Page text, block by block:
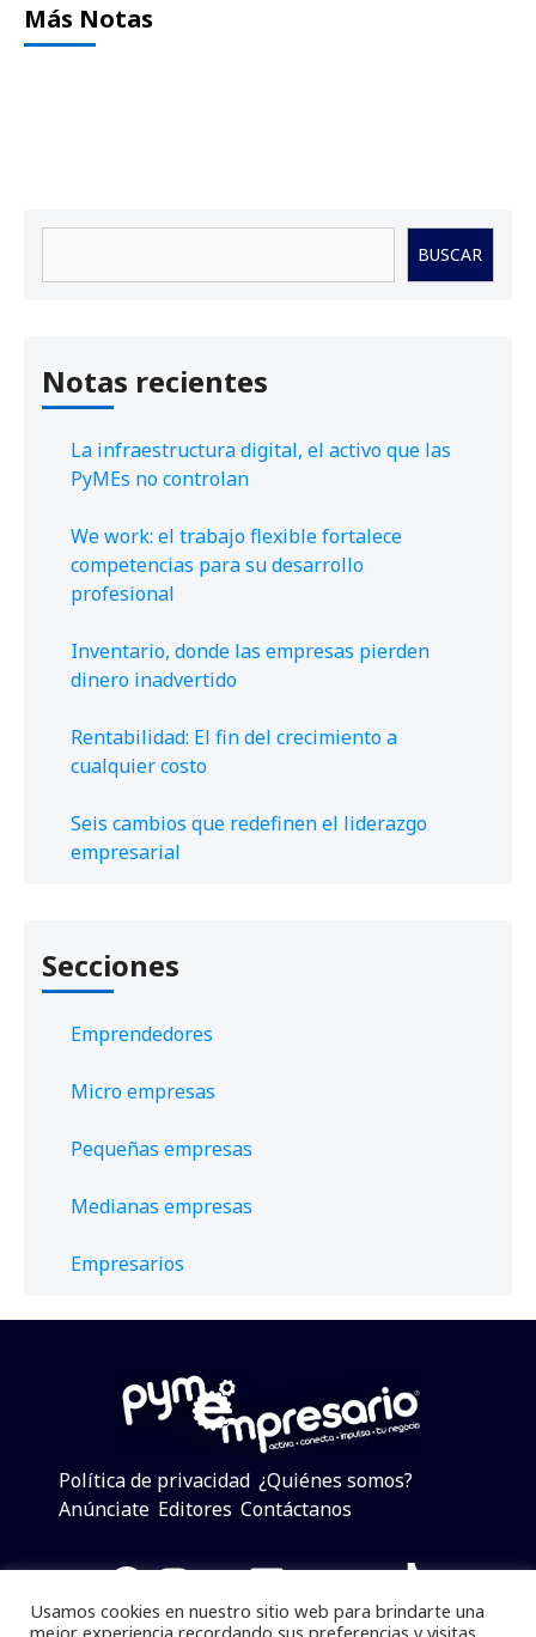
Más Notas
BUSCAR
Notas recientes
La infraestructura digital, el activo que las
PyMEs no controlan
We work: el trabajo flexible fortalece
competencias para su desarrollo
profesional
Inventario, donde las empresas pierden
dinero inadvertido
Rentabilidad: El fin del crecimiento a
cualquier costo
Seis cambios que redefinen el liderazgo
empresarial
Secciones
Emprendedores
Micro empresas
Pequeñas empresas
Medianas empresas
Empresarios
Política de privacidad ¿Quiénes somos?
Anúnciate Editores Contáctanos
Facebook
Instagram
Twitter
LinkedIn
Telegram
YouTube
TikTok
Usamos cookies en nuestro sitio web para brindarte una
mejor experiencia recordando sus preferencias y visitas